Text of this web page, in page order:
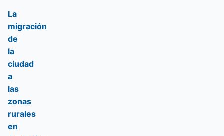
La
migración
de
la
ciudad
a
las
zonas
rurales
en